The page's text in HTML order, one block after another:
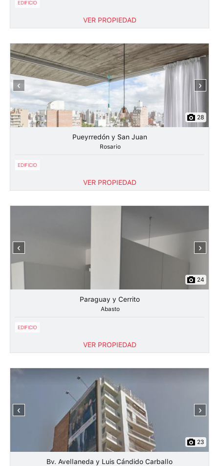
EDIFICIO
VER PROPIEDAD
‹ ›
28
Pueyrredón y San Juan
Rosario
EDIFICIO
VER PROPIEDAD
‹ ›
24
Paraguay y Cerrito
Abasto
EDIFICIO
VER PROPIEDAD
‹ ›
23
Bv. Avellaneda y Luis Cándido Carballo